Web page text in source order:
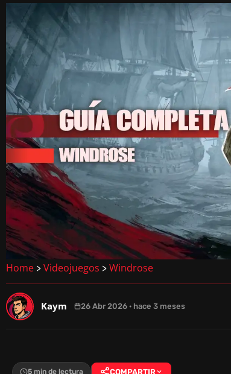
Home > Videojuegos > Windrose
Kaym 26 Abr 2026 · hace 3 meses
5 min de lectura COMPARTIR